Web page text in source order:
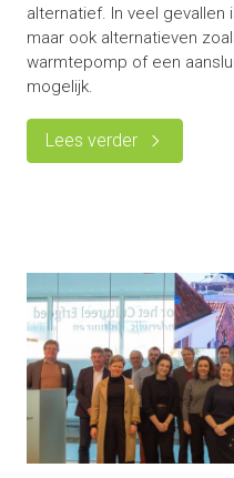
alternatief. In veel
maar ook alternatieven
warmtepomp of een
mogelijk.
Lees verder